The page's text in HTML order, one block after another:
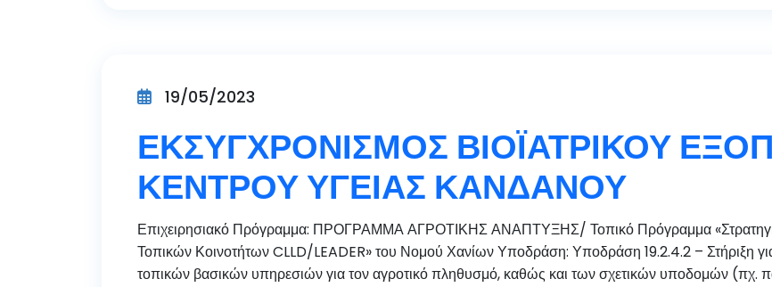
19/05/2023
ΕΚΣΥΓΧΡΟΝΙΣΜΟΣ ΒΙΟΪΑΤΡΙΚΟΥ
ΚΕΝΤΡΟΥ ΥΓΕΙΑΣ ΚΑΝΔΑΝΟΥ
Επιχειρησιακό Πρόγραμμα: ΠΡΟΓΡΑΜΜΑ ΑΓΡΟΤΙΚΗΣ ΑΝΑΠΤΥΞΗΣ/ Τοπικό Πρόγραμμα
Τοπικών Κοινοτήτων CLLD/LEADER» του Νομού Χανίων Υποδράση: Υποδράση 19.2.4.2 – Στήριξη
τοπικών βασικών υπηρεσιών για τον αγροτικό πληθυσμό, καθώς και των σχετικών υποδομών (πχ.